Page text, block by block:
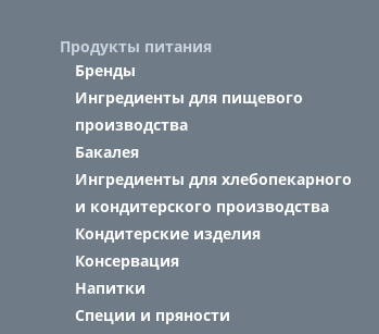
Продукты питания
Бренды
Ингредиенты для пищевого
производства
Бакалея
Ингредиенты для хлебопекарного
и кондитерского производства
Кондитерские изделия
Консервация
Напитки
Специи и пряности